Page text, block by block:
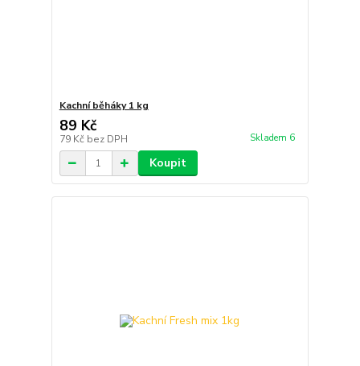
Kachní běháky 1 kg
89 Kč
79 Kč bez DPH Skladem 6
Koupit